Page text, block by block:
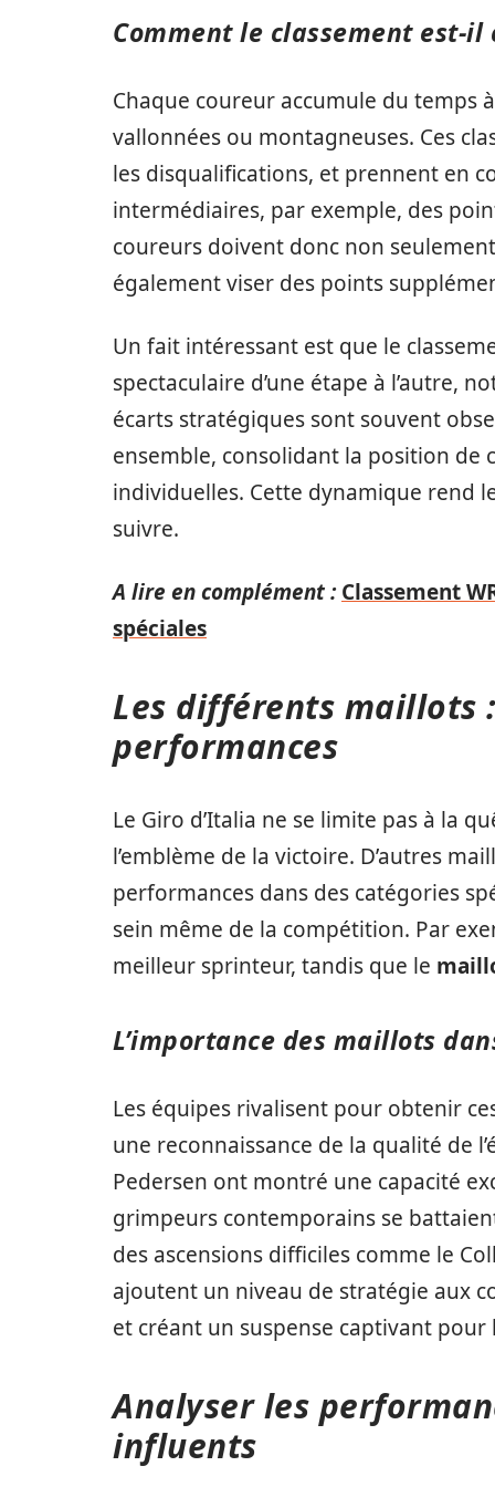
Comment le classement est-il
Chaque coureur accumule du temps
vallonnées ou montagneuses. Ces
les disqualifications, et prennent en
intermédiaires, par exemple, des
coureurs doivent donc non
également viser des points
Un fait intéressant est que le
spectaculaire d’une étape à l’autre,
écarts stratégiques sont souvent
ensemble, consolidant la position de
individuelles. Cette dynamique rend
suivre.
A lire en complément : Classement
spéciales
Les différents maillots
performances
Le Giro d’Italia ne se limite pas à la
l’emblème de la victoire. D’autres
performances dans des catégories
sein même de la compétition. Par
meilleur sprinteur, tandis que le
L’importance des maillots
Les équipes rivalisent pour obtenir
une reconnaissance de la qualité de
Pedersen ont montré une capacité
grimpeurs contemporains se
des ascensions difficiles comme le
ajoutent un niveau de stratégie aux
et créant un suspense captivant pour
Analyser les
influents